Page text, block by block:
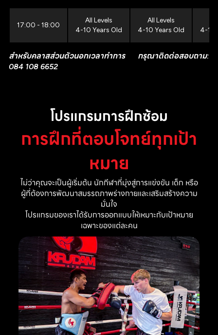
17:00 - 18:00
All Levels
4-10 Years Old
All Levels
4-10 Years Old
4-10
สำหรับคลาสส่วนตัวนอกเวลาทำการ กรุณาติดต่อสอบถาม:
084 108 6652
โปรแกรมการฝึกซ้อม
การฝึกที่ตอบโจทย์ทุกเป้า
หมาย
ไม่ว่าคุณจะเป็นผู้เริ่มต้น นักกีฬาที่มุ่งสู่การแข่งขัน เด็ก หรือ
ผู้ที่ต้องการพัฒนาสมรรถภาพร่างกายและเสริมสร้างความ
มั่นใจ
โปรแกรมของเราได้รับการออกแบบให้เหมาะกับเป้าหมาย
เฉพาะของแต่ละคน